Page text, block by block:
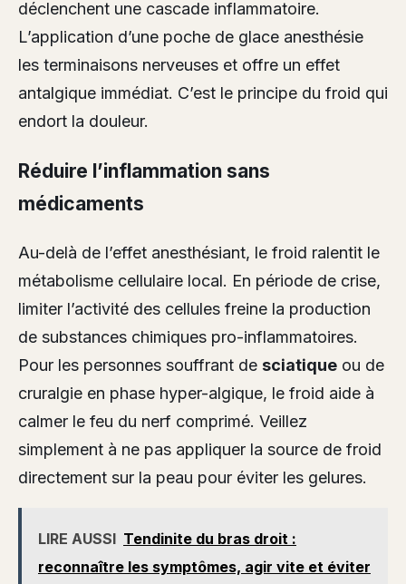
déclenchent une cascade inflammatoire.
L’application d’une poche de glace anesthésie
les terminaisons nerveuses et offre un effet
antalgique immédiat. C’est le principe du froid qui
endort la douleur.
Réduire l’inflammation sans
médicaments
Au-delà de l’effet anesthésiant, le froid ralentit le
métabolisme cellulaire local. En période de crise,
limiter l’activité des cellules freine la production
de substances chimiques pro-inflammatoires.
Pour les personnes souffrant de sciatique ou de
cruralgie en phase hyper-algique, le froid aide à
calmer le feu du nerf comprimé. Veillez
simplement à ne pas appliquer la source de froid
directement sur la peau pour éviter les gelures.
LIRE AUSSI Tendinite du bras droit :
reconnaître les symptômes, agir vite et éviter